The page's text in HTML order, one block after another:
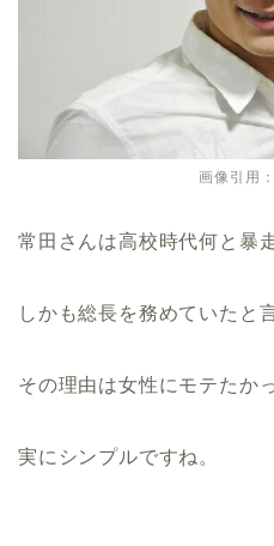
画像引用
常田さんは高校時代何と暴
しかも総長を務めていたと
その理由は女性にモテたか
実にシンプルですね。